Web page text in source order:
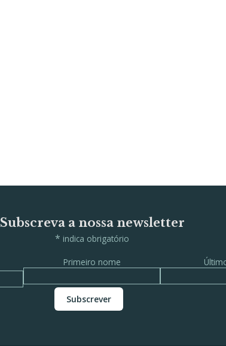
Subscreva a nossa newsletter
* indica obrigatório
Primeiro nome